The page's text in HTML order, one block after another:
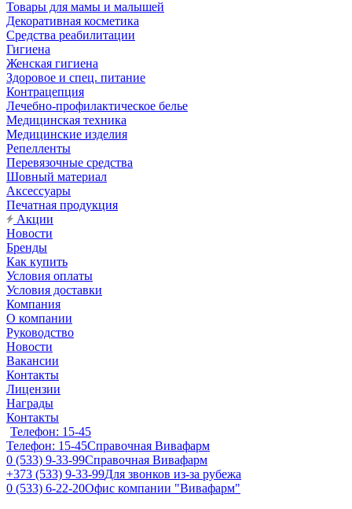
Товары для мамы и малышей
Декоративная косметика
Средства реабилитации
Гигиена
Женская гигиена
Здоровое и спец. питание
Контрацепция
Лечебно-профилактическое белье
Медицинская техника
Медицинские изделия
Репелленты
Перевязочные средства
Шовный материал
Аксессуары
Печатная продукция
Акции
Новости
Бренды
Как купить
Условия оплаты
Условия доставки
Компания
О компании
Руководство
Новости
Вакансии
Контакты
Лицензии
Награды
Контакты
Телефон: 15-45
Телефон: 15-45Справочная Вивафарм
0 (533) 9-33-99Справочная Вивафарм
+373 (533) 9-33-99Для звонков из-за рубежа
0 (533) 6-22-20Офис компании "Вивафарм"